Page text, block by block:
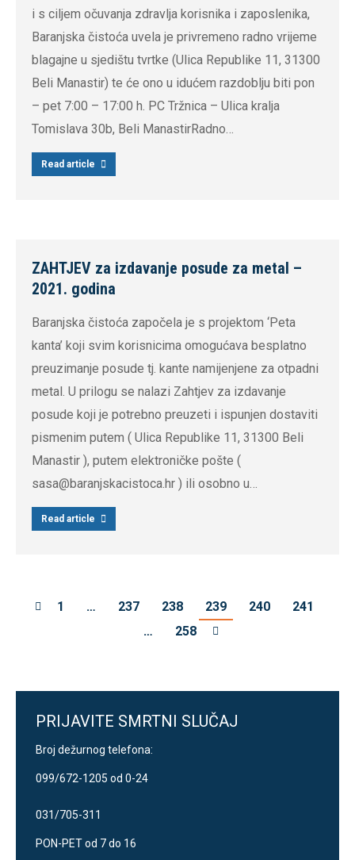
i s ciljem očuvanja zdravlja korisnika i zaposlenika,
Baranjska čistoća uvela je privremeno radno vrijeme
blagajne u sjedištu tvrtke (Ulica Republike 11, 31300
Beli Manastir) te će ono u idućem razdoblju biti pon
– pet 7:00 – 17:00 h. PC Tržnica – Ulica kralja
Tomislava 30b, Beli ManastirRadno…
Read article
ZAHTJEV za izdavanje posude za metal –
2021. godina
Baranjska čistoća započela je s projektom ‘Peta
kanta’ koji svim korisnicima omogućava besplatno
preuzimanje posude tj. kante namijenjene za otpadni
metal. U prilogu se nalazi Zahtjev za izdavanje
posude koji je potrebno preuzeti i ispunjen dostaviti
pismenim putem ( Ulica Republike 11, 31300 Beli
Manastir ), putem elektroničke pošte (
sasa@baranjskacistoca.hr ) ili osobno u…
Read article
1 … 237 238 239 240
241
…
258
PRIJAVITE SMRTNI SLUČAJ
Broj dežurnog telefona:
099/672-1205 od 0-24
031/705-311
PON-PET od 7 do 16